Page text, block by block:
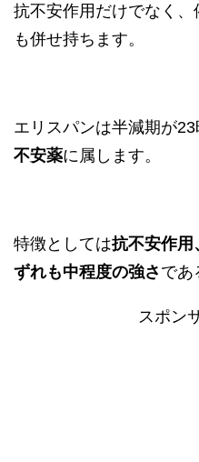
抗不安作用だけでなく
も併せ持ちます。
エリスパンは半減期が23
不安薬に属します。
特徴としては抗不安作用
ずれも中程度の強さ であ
スポン